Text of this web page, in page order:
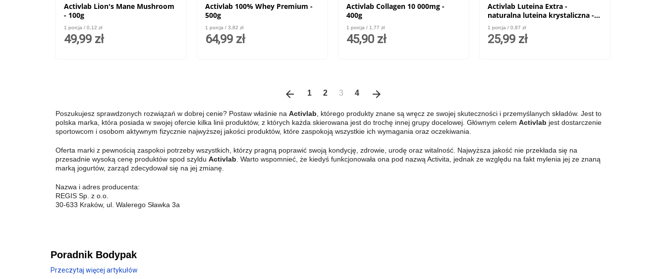
Activlab Lion's Mane Mushroom
- 100g
1 porcja / 0,12 zł
49,99 zł
Activlab 100% Whey Premium -
500g
1 porcja / 3,82 zł
64,99 zł
Activlab Collagen 10 000mg -
400g
1 porcja / 1,77 zł
45,90 zł
Activlab Luteina Extra -
naturalna luteina krystaliczna -
30 kaps.
1 porcja / 0,87 zł
25,99 zł
arrow_back Poprzedni
1 2 3 4 arrow_forward
Poszukujesz sprawdzonych rozwiązań w dobrej cenie? Postaw właśnie na Activlab , którego produkty znane są wręcz ze swojej skuteczności i przemyślanych składów. Jest to
polska marka, która posiada w swojej ofercie kilka linii produktów, z których każda skierowana jest do trochę innej grupy docelowej. Głównym celem Activlab jest dostarczenie
sportowcom i osobom aktywnym fizycznie najwyższej jakości produktów, które zaspokoją wszystkie ich wymagania oraz oczekiwania.
Oferta marki z pewnością zaspokoi potrzeby wszystkich, którzy pragną poprawić swoją kondycję, zdrowie, urodę oraz witalność. Najwyższa jakość nie przekłada się na
przesadnie wysoką cenę produktów spod szyldu Activlab . Warto wspomnieć, że kiedyś funkcjonowała ona pod nazwą Activita, jednak ze względu na fakt mylenia jej ze znaną
marką jogurtów, zarząd zdecydował się na jej zmianę.
Nazwa i adres producenta:
REGIS Sp. z o.o.
30-633 Kraków, ul. Walerego Sławka 3a
Poradnik Bodypak
Przeczytaj więcej artykułów